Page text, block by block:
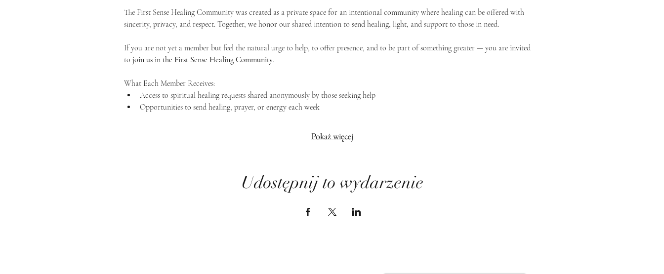
The First Sense Healing Community was created as a private space for an intentional community where healing can be offered with
sincerity, privacy, and respect. Together, we honor our shared intention to send healing, light, and support to those in need.
If you are not yet a member but feel the natural urge to help, to offer presence, and to be part of something greater — you are invited
to join us in the First Sense Healing Community.
What Each Member Receives:
Access to spiritual healing requests shared anonymously by those seeking help
Opportunities to send healing, prayer, or energy each week
Pokaż więcej
Udostępnij to wydarzenie